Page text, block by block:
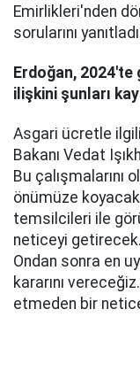
Emirlikleri'nden
sorularını
Erdoğan,
ilişkini şunları
Asgari ücretle
Bakanı Vedat
Bu çalışmalarını
önümüze
temsilcileri ile
neticeyi
Ondan sonra en
kararını
etmeden bir